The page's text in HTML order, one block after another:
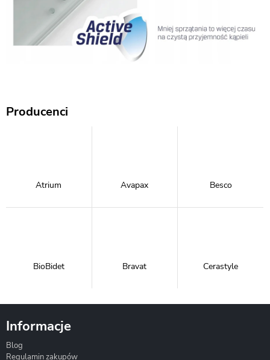
Producenci
Atrium Avapax Besco
BioBidet Bravat Cerastyle
Informacje
Blog
Regulamin zakupów